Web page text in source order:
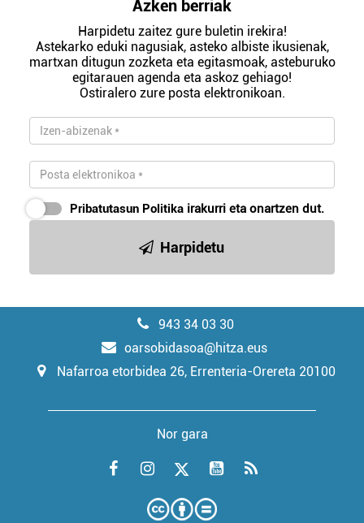
Azken berriak
Harpidetu zaitez gure buletin irekira!
Astekarko eduki nagusiak, asteko albiste ikusienak,
martxan ditugun zozketa eta egitasmoak, asteburuko
egitarauen agenda eta askoz gehiago!
Ostiralero zure posta elektronikoan.
Pribatutasun Politika irakurri eta onartzen dut.
Harpidetu
943 34 03 30
oarsobidasoa@hitza.eus
Nafarroa etorbidea 26, Errenteria-Orereta 20100
Nor gara